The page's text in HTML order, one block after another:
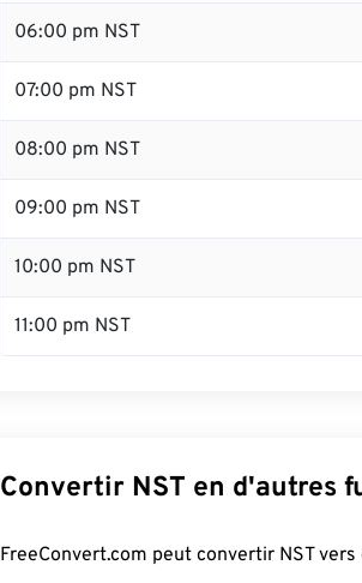
06:00 pm NST
07:00 pm NST
08:00 pm NST
09:00 pm NST
10:00 pm NST
11:00 pm NST
Convertir NST en d'autres
FreeConvert.com peut convertir NST